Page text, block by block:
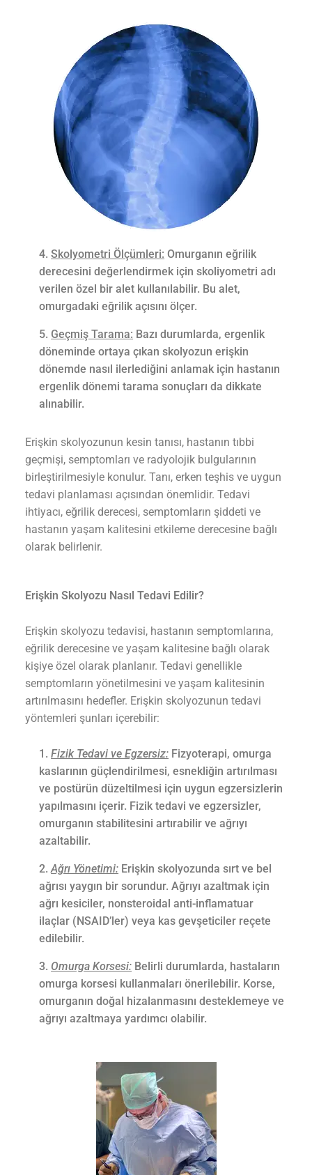
Skolyometri Ölçümleri: Omurganın eğrilik
derecesini değerlendirmek için skoliyometri adı
verilen özel bir alet kullanılabilir. Bu alet,
omurgadaki eğrilik açısını ölçer.
Geçmiş Tarama: Bazı durumlarda, ergenlik
döneminde ortaya çıkan skolyozun erişkin
dönemde nasıl ilerlediğini anlamak için hastanın
ergenlik dönemi tarama sonuçları da dikkate
alınabilir.
Erişkin skolyozunun kesin tanısı, hastanın tıbbi
geçmişi, semptomları ve radyolojik bulgularının
birleştirilmesiyle konulur. Tanı, erken teşhis ve uygun
tedavi planlaması açısından önemlidir. Tedavi
ihtiyacı, eğrilik derecesi, semptomların şiddeti ve
hastanın yaşam kalitesini etkileme derecesine bağlı
olarak belirlenir.
Erişkin Skolyozu Nasıl Tedavi Edilir?
Erişkin skolyozu tedavisi, hastanın semptomlarına,
eğrilik derecesine ve yaşam kalitesine bağlı olarak
kişiye özel olarak planlanır. Tedavi genellikle
semptomların yönetilmesini ve yaşam kalitesinin
artırılmasını hedefler. Erişkin skolyozunun tedavi
yöntemleri şunları içerebilir:
Fizik Tedavi ve Egzersiz: Fizyoterapi, omurga
kaslarının güçlendirilmesi, esnekliğin artırılması
ve postürün düzeltilmesi için uygun egzersizlerin
yapılmasını içerir. Fizik tedavi ve egzersizler,
omurganın stabilitesini artırabilir ve ağrıyı
azaltabilir.
Ağrı Yönetimi: Erişkin skolyozunda sırt ve bel
ağrısı yaygın bir sorundur. Ağrıyı azaltmak için
ağrı kesiciler, nonsteroidal anti-inflamatuar
ilaçlar (NSAID’ler) veya kas gevşeticiler reçete
edilebilir.
Omurga Korsesi: Belirli durumlarda, hastaların
omurga korsesi kullanmaları önerilebilir. Korse,
omurganın doğal hizalanmasını desteklemeye ve
ağrıyı azaltmaya yardımcı olabilir.